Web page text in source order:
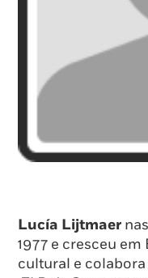
Lucía Lijtmaer
1977 e cresceu
cultural e